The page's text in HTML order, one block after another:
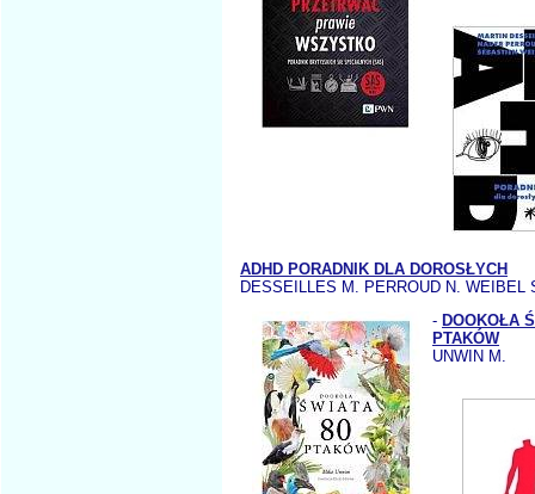
ADHD PORADNIK DLA DOROSŁYCH
DESSEILLES M. PERROUD N. WEIBEL
- DOOKOŁA
PTAKÓW
UNWIN M.